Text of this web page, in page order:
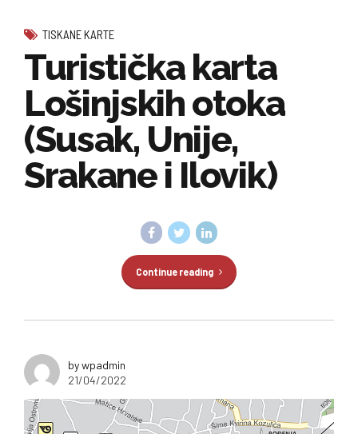
TISKANE KARTE
Turistička karta
Lošinjskih otoka
(Susak, Unije,
Srakane i Ilovik)
Continue reading
by wpadmin
21/04/2022